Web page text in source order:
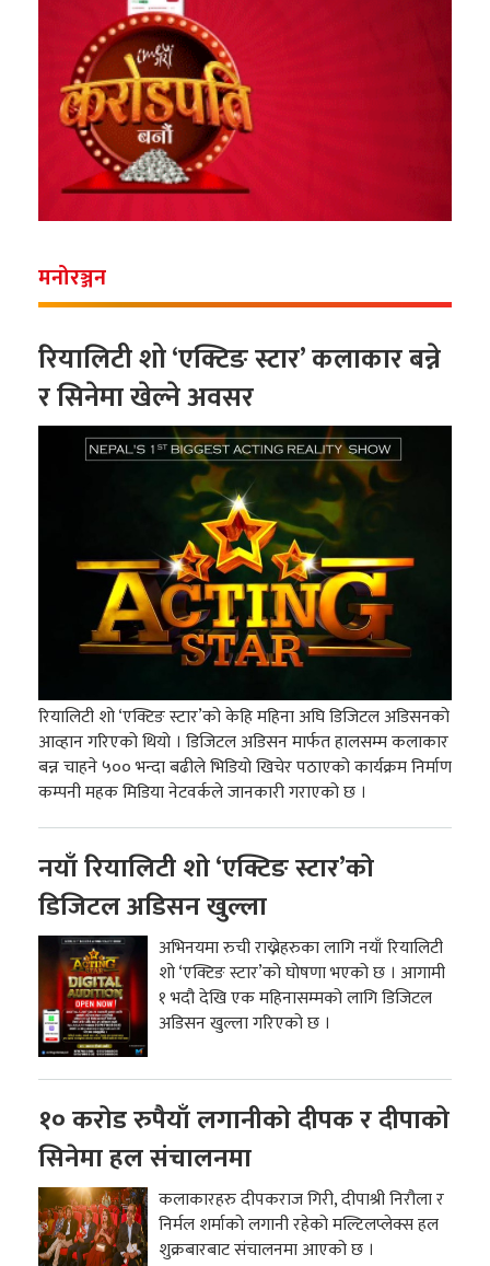
मनोरञ्जन
रियालिटी शो ‘एक्टिङ स्टार’ कलाकार बन्ने
र सिनेमा खेल्ने अवसर
रियालिटी शो ‘एक्टिङ स्टार’को केहि महिना अघि डिजिटल अडिसनको
आव्हान गरिएको थियो । डिजिटल अडिसन मार्फत हालसम्म कलाकार
बन्न चाहने ५०० भन्दा बढीले भिडियो खिचेर पठाएको कार्यक्रम निर्माण
कम्पनी महक मिडिया नेटवर्कले जानकारी गराएको छ ।
नयाँ रियालिटी शो ‘एक्टिङ स्टार’को
डिजिटल अडिसन खुल्ला
अभिनयमा रुची राख्नेहरुका लागि नयाँ रियालिटी
शो ‘एक्टिङ स्टार’को घोषणा भएको छ । आगामी
१ भदौ देखि एक महिनासम्मको लागि डिजिटल
अडिसन खुल्ला गरिएको छ ।
१० करोड रुपैयाँ लगानीको दीपक र दीपाको
सिनेमा हल संचालनमा
कलाकारहरु दीपकराज गिरी, दीपाश्री निरौला र
निर्मल शर्माको लगानी रहेको मल्टिलप्लेक्स हल
शुक्रबारबाट संचालनमा आएको छ ।